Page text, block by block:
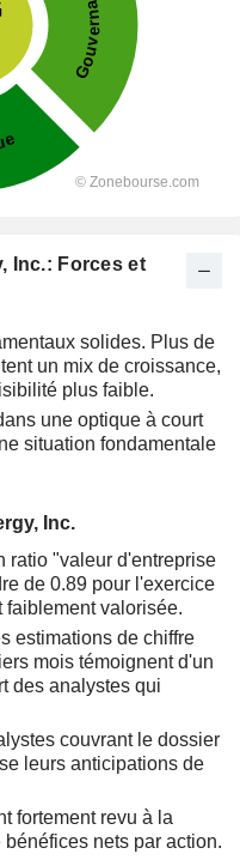
Inc.: Forces et
solides. Plus de
un mix de croissance,
plus faible.
une optique à court
situation fondamentale
Inc.
ratio "valeur d'entreprise
de 0.89 pour l'exercice
faiblement valorisée.
estimations de chiffre
mois témoignent d'un
des analystes qui
couvrant le dossier
leurs anticipations de
fortement revu à la
nets par action.